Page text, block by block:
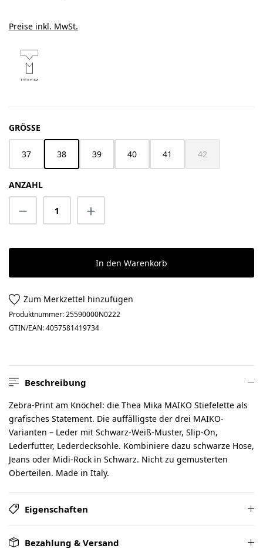
Preise inkl. MwSt.
GRÖSSE
37 38 39 40 41 42
(Diese Option ist
ANZAHL
Produkt Anzahl: Gib den gewünschten
In den Warenkorb
Zum Merkzettel hinzufügen
Produktnummer:25590000N0222
GTIN/EAN:4057581419734
Beschreibung
Zebra-Print am Knöchel: die Thea Mika MAIKO Stiefelette als
grafisches Statement. Die auffälligste der drei MAIKO-
Varianten – Leder mit Schwarz-Weiß-Muster, Slip-On,
Lederfutter, Lederdecksohle. Kombiniere dazu schwarze Hose,
Jeans oder Midi-Rock in Schwarz. Nicht zu gemusterten
Oberteilen. Made in Italy.
Eigenschaften
Bezahlung & Versand